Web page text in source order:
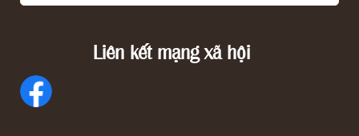
Liên kết mạng xã hội